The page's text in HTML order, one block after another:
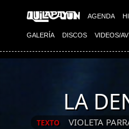
AGENDA
GALERÍA DISCOS VIDEOS/AV
LA
TEXTO VIOLETA